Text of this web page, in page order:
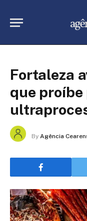
Fortaleza
que
By Agência